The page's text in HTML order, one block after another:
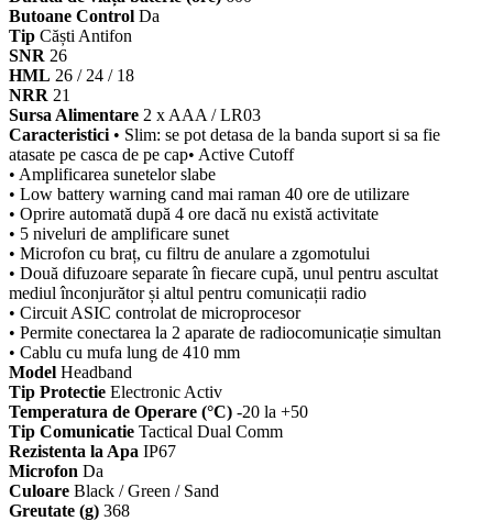
Butoane Control Da
Tip Căști Antifon
SNR 26
HML 26 / 24 / 18
NRR 21
Sursa Alimentare 2 x AAA / LR03
Caracteristici • Slim: se pot detasa de la banda suport si sa fie
atasate pe casca de pe cap• Active Cutoff
• Amplificarea sunetelor slabe
• Low battery warning cand mai raman 40 ore de utilizare
• Oprire automată după 4 ore dacă nu există activitate
• 5 niveluri de amplificare sunet
• Microfon cu braț, cu filtru de anulare a zgomotului
• Două difuzoare separate în fiecare cupă, unul pentru ascultat
mediul înconjurător și altul pentru comunicații radio
• Circuit ASIC controlat de microprocesor
• Permite conectarea la 2 aparate de radiocomunicație simultan
• Cablu cu mufa lung de 410 mm
Model Headband
Tip Protectie Electronic Activ
Temperatura de Operare (°C) -20 la +50
Tip Comunicatie Tactical Dual Comm
Rezistenta la Apa IP67
Microfon Da
Culoare Black / Green / Sand
Greutate (g) 368